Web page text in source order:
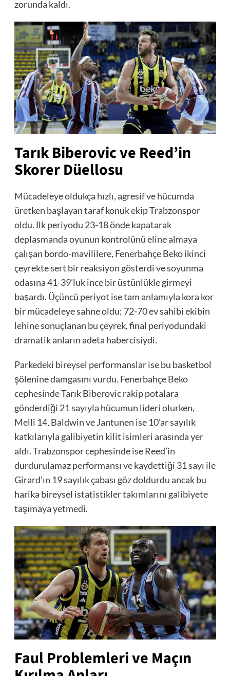
zorunda kaldı.
Tarık Biberovic ve Reed’in
Skorer Düellosu
Mücadeleye oldukça hızlı, agresif ve hücumda
üretken başlayan taraf konuk ekip Trabzonspor
oldu. İlk periyodu 23-18 önde kapatarak
deplasmanda oyunun kontrolünü eline almaya
çalışan bordo-mavililere, Fenerbahçe Beko ikinci
çeyrekte sert bir reaksiyon gösterdi ve soyunma
odasına 41-39’luk ince bir üstünlükle girmeyi
başardı. Üçüncü periyot ise tam anlamıyla kora kor
bir mücadeleye sahne oldu; 72-70 ev sahibi ekibin
lehine sonuçlanan bu çeyrek, final periyodundaki
dramatik anların adeta habercisiydi.
Parkedeki bireysel performanslar ise bu basketbol
şölenine damgasını vurdu. Fenerbahçe Beko
cephesinde Tarık Biberovic rakip potalara
gönderdiği 21 sayıyla hücumun lideri olurken,
Melli 14, Baldwin ve Jantunen ise 10’ar sayılık
katkılarıyla galibiyetin kilit isimleri arasında yer
aldı. Trabzonspor cephesinde ise Reed’in
durdurulamaz performansı ve kaydettiği 31 sayı ile
Girard’ın 19 sayılık çabası göz doldurdu ancak bu
harika bireysel istatistikler takımlarını galibiyete
taşımaya yetmedi.
Faul Problemleri ve Maçın